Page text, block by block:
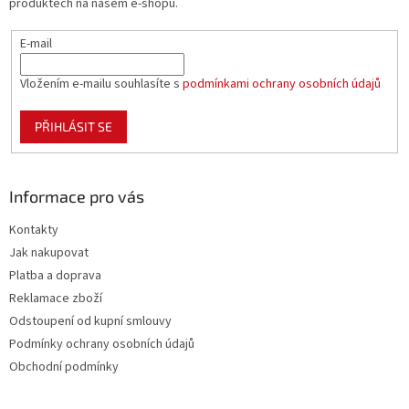
E-mail
Vložením e-mailu souhlasíte s podmínkami ochrany osobních údajů
PŘIHLÁSIT SE
Informace pro vás
Kontakty
Jak nakupovat
Platba a doprava
Reklamace zboží
Odstoupení od kupní smlouvy
Podmínky ochrany osobních údajů
Obchodní podmínky